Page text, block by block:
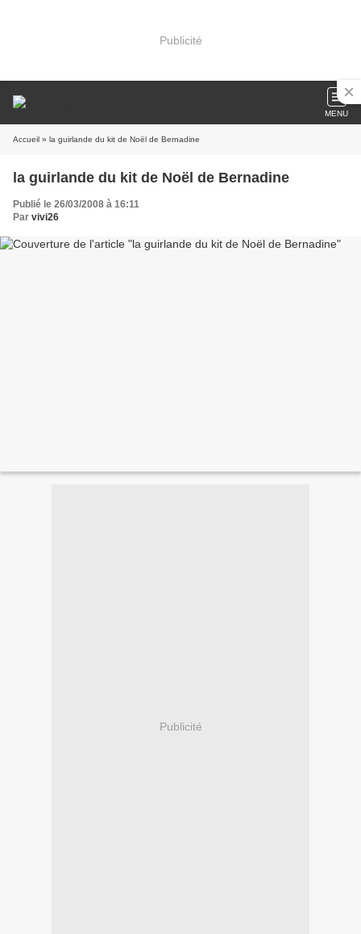
Publicité
MENU
Accueil » la guirlande du kit de Noël de Bernadine
la guirlande du kit de Noël de Bernadine
Publié le 26/03/2008 à 16:11
Par vivi26
Publicité